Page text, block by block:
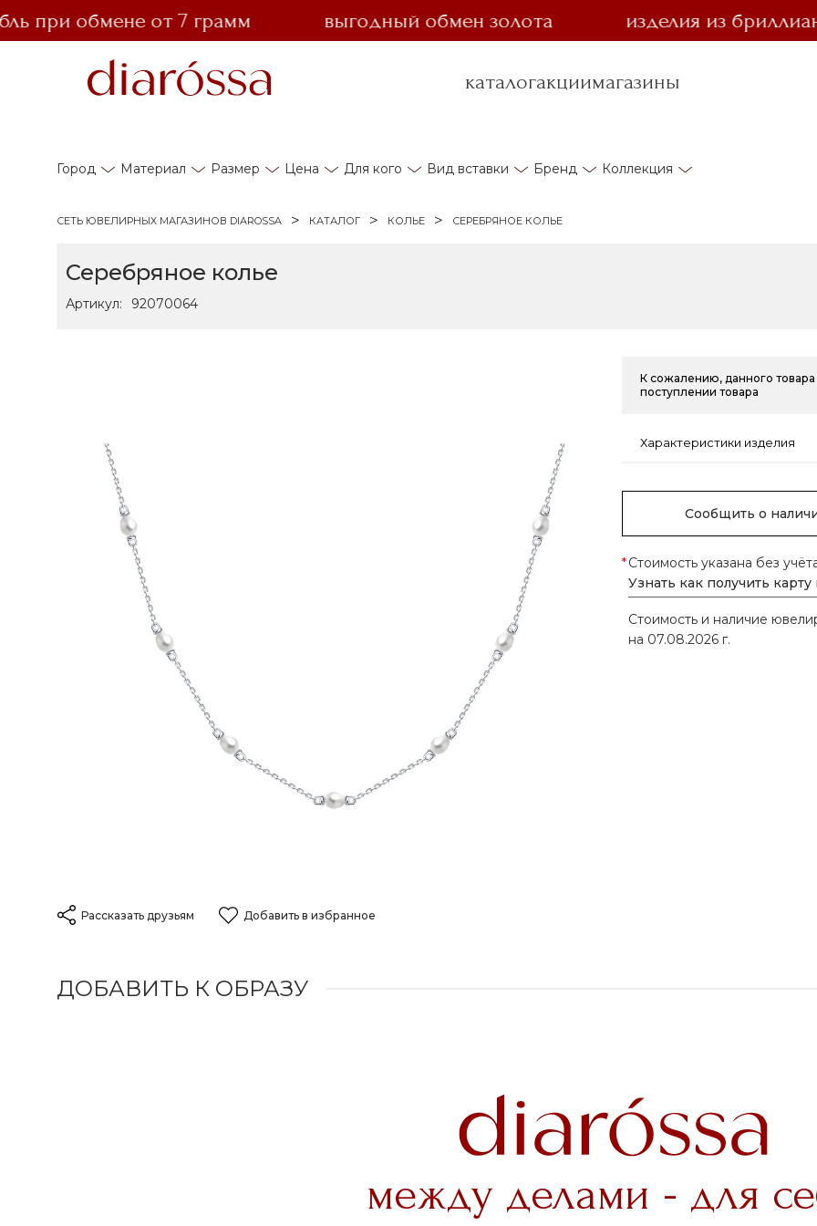
обмене от 7 грамм выгодный обмен золота изделия из
каталогакциимагазины
Город Материал Размер Цена Для кого Вид вставки Бренд Коллекция
СЕТЬ ЮВЕЛИРНЫХ МАГАЗИНОВ DIAROSSA КАТАЛОГ КОЛЬЕ СЕРЕБРЯНОЕ КОЛЬЕ
Серебряное колье
Артикул: 92070064
Рассказать друзьям Добавить в избранное
К сожалению, данного
поступлении товара
Характеристики изделия
Сообщить о
*Стоимость указана без
Узнать как получить
Стоимость и наличие
на 07.08.2026 г.
ДОБАВИТЬ К ОБРАЗУ
между делами - для